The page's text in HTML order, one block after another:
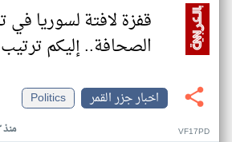
قفزة لافتة لسوريا
الصحافة.. إليكم ترتيب
اخبار جزر القمر
Politics
منذ ٣ أشهر VF17PD